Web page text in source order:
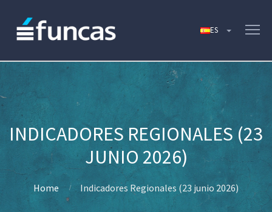
INDICADORES REGIONALES (23
JUNIO 2026)
Home Indicadores Regionales (23 junio 2026)